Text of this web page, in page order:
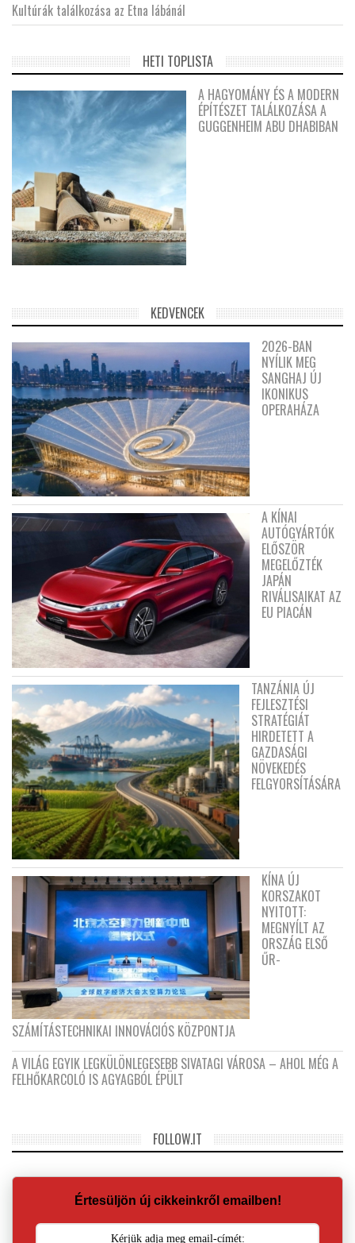
Kultúrák találkozása az Etna lábánál
HETI TOPLISTA
A HAGYOMÁNY ÉS A MODERN
ÉPÍTÉSZET TALÁLKOZÁSA A
GUGGENHEIM ABU DHABIBAN
KEDVENCEK
2026-BAN
NYÍLIK MEG
SANGHAJ ÚJ
IKONIKUS
OPERAHÁZA
A KÍNAI
AUTÓGYÁRTÓK
ELŐSZÖR
MEGELŐZTÉK
JAPÁN
RIVÁLISAIKAT AZ
EU PIACÁN
TANZÁNIA ÚJ
FEJLESZTÉSI
STRATÉGIÁT
HIRDETETT A
GAZDASÁGI
NÖVEKEDÉS
FELGYORSÍTÁSÁRA
KÍNA ÚJ
KORSZAKOT
NYITOTT:
MEGNYÍLT AZ
ORSZÁG ELSŐ
ŰR-
SZÁMÍTÁSTECHNIKAI INNOVÁCIÓS KÖZPONTJA
A VILÁG EGYIK LEGKÜLÖNLEGESEBB SIVATAGI VÁROSA – AHOL MÉG A
FELHŐKARCOLÓ IS AGYAGBÓL ÉPÜLT
FOLLOW.IT
Értesüljön új cikkeinkről emailben!